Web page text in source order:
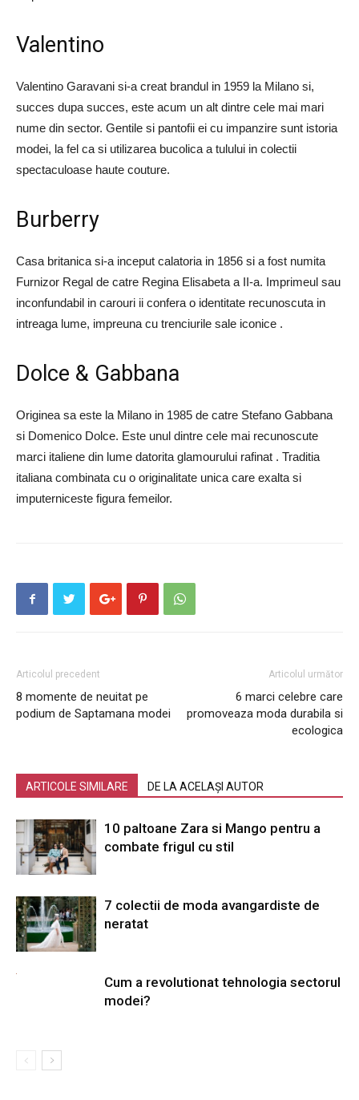
Valentino
Valentino Garavani si-a creat brandul in 1959 la Milano si,
succes dupa succes, este acum un alt dintre cele mai mari
nume din sector. Gentile si pantofii ei cu impanzire sunt istoria
modei, la fel ca si utilizarea bucolica a tulului in colectii
spectaculoase haute couture.
Burberry
Casa britanica si-a inceput calatoria in 1856 si a fost numita
Furnizor Regal de catre Regina Elisabeta a II-a. Imprimeul sau
inconfundabil in carouri ii confera o identitate recunoscuta in
intreaga lume, impreuna cu trenciurile sale iconice .
Dolce & Gabbana
Originea sa este la Milano in 1985 de catre Stefano Gabbana
si Domenico Dolce. Este unul dintre cele mai recunoscute
marci italiene din lume datorita glamourului rafinat . Traditia
italiana combinata cu o originalitate unica care exalta si
imputerniceste figura femeilor.
Articolul precedent
8 momente de neuitat pe
podium de Saptamana modei
Articolul următor
6 marci celebre care
promoveaza moda durabila si
ecologica
ARTICOLE SIMILARE DE LA ACELAȘI AUTOR
10 paltoane Zara si Mango pentru a
combate frigul cu stil
7 colectii de moda avangardiste de
neratat
Cum a revolutionat tehnologia sectorul
modei?